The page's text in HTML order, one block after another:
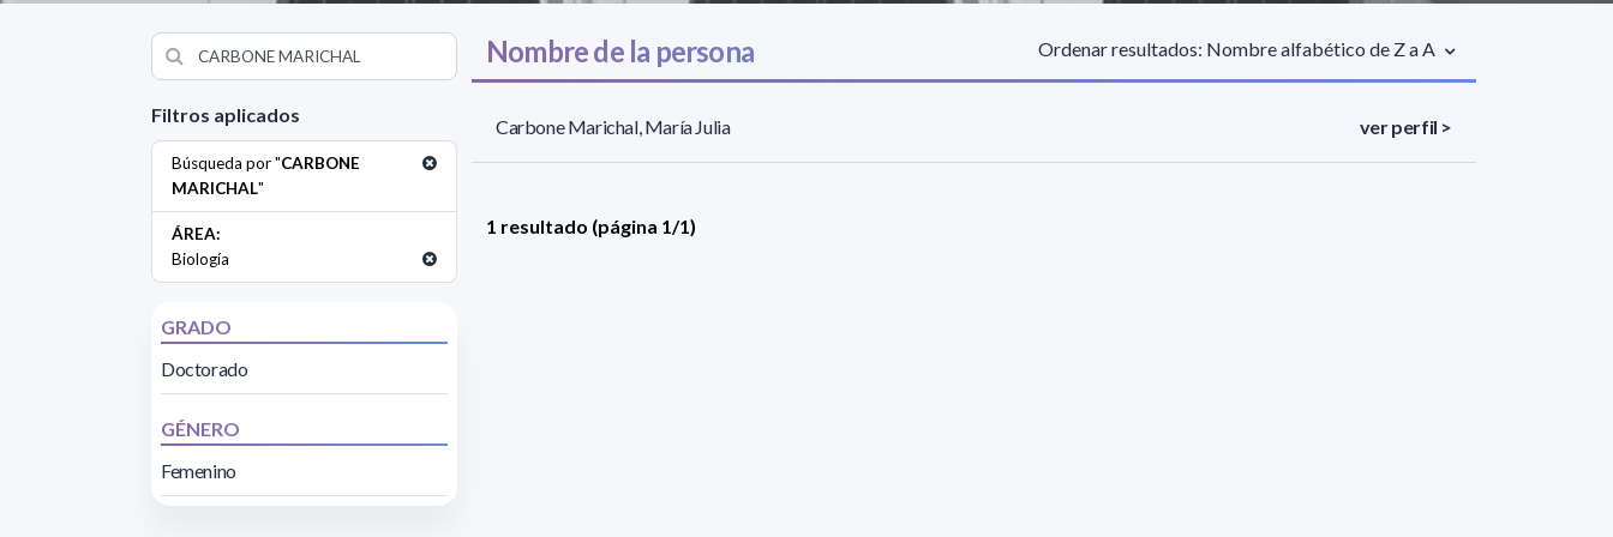
Filtros aplicados
Búsqueda por "CARBONE
MARICHAL"
ÁREA:
Biología
GRADO
Doctorado
GÉNERO
Femenino
Nombre de la persona Ordenar resultados: Nombre alfabético de Z a A
Carbone Marichal, María Julia ver perfil >
1 resultado (página 1/1)